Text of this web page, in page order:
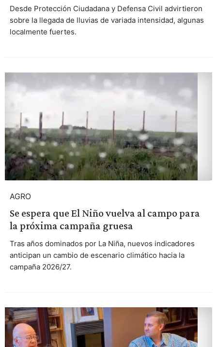
Desde Protección Ciudadana y Defensa Civil advirtieron
sobre la llegada de lluvias de variada intensidad, algunas
localmente fuertes.
AGRO
Se espera que El Niño vuelva al campo para
la próxima campaña gruesa
Tras años dominados por La Niña, nuevos indicadores
anticipan un cambio de escenario climático hacia la
campaña 2026/27.